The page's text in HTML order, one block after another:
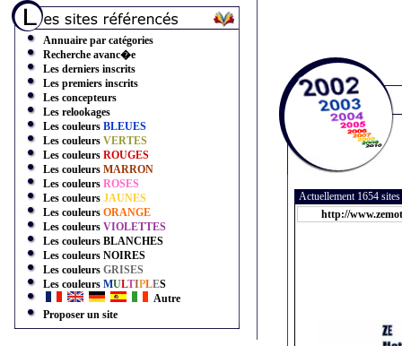
Annuaire par catégories
Recherche avanc�e
Les derniers inscrits
Les premiers inscrits
Les concepteurs
Les relookages
Les couleurs BLEUES
Les couleurs VERTES
Les couleurs ROUGES
Les couleurs MARRON
Les couleurs ROSES
Les couleurs JAUNES
Les couleurs ORANGE
Les couleurs VIOLETTES
Les couleurs BLANCHES
Les couleurs NOIRES
Les couleurs GRISES
Les couleurs MULTIPLES
Autre
Proposer un site
Actuellement 1654
http://